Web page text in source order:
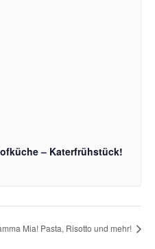
– Katerfrühstück!
Mia! Pasta, Risotto und mehr!